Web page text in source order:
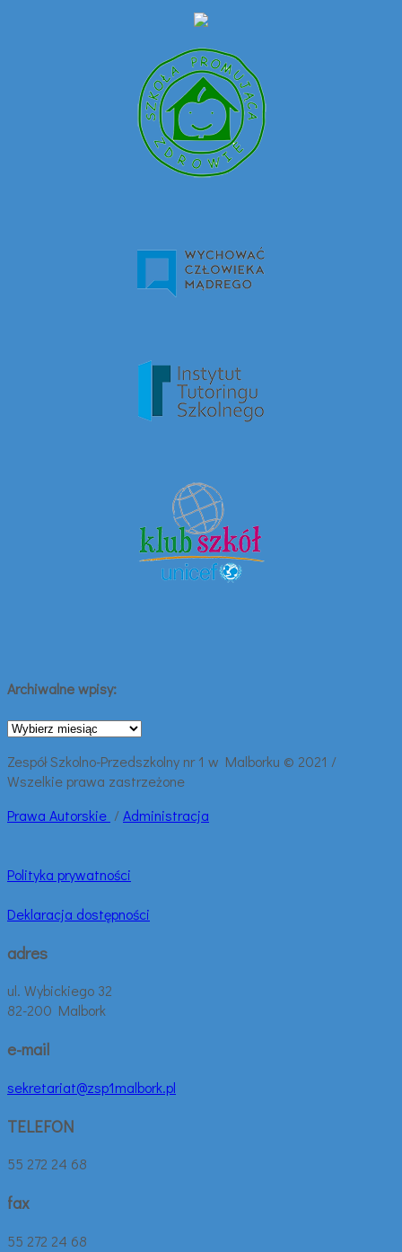
Archiwalne wpisy:
Archiwalne
Zespół Szkolno-Przedszkolny nr 1 w Malborku © 2021 /
Wszelkie prawa zastrzeżone
Prawa Autorskie /Administracja
Polityka prywatności
Deklaracja dostępności
adres
ul. Wybickiego 32
82-200 Malbork
e-mail
sekretariat@zsp1malbork.pl
TELEFON
55 272 24 68
fax
55 272 24 68